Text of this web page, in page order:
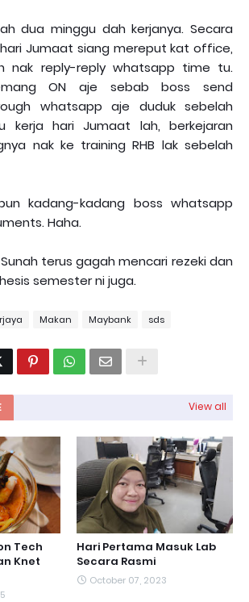
dua minggu dah kerjanya. Secara
Jumaat siang mereput kat office,
nak reply-reply whatsapp time tu.
ON aje sebab boss send
whatsapp aje duduk sebelah
kerja hari Jumaat lah, berkejaran
nak ke training RHB lak sebelah
kadang-kadang boss whatsapp
Haha.
terus gagah mencari rezeki dan
semester ni juga.
Makan Maybank sds
View all
Tech
Knet
Hari Pertama Masuk Lab
Secara Rasmi
October 07, 2023